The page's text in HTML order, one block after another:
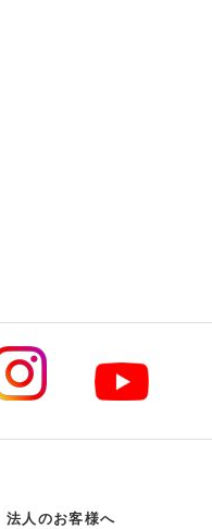
法人のお客様へ